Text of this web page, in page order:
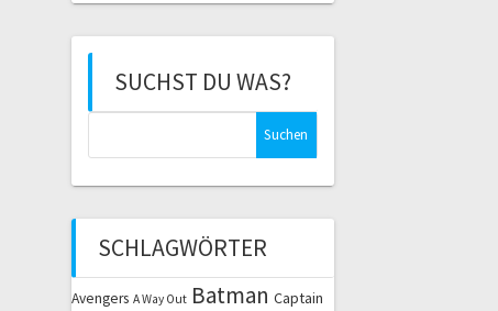
SUCHST DU WAS?
SCHLAGWÖRTER
Avengers A Way Out Batman Captain